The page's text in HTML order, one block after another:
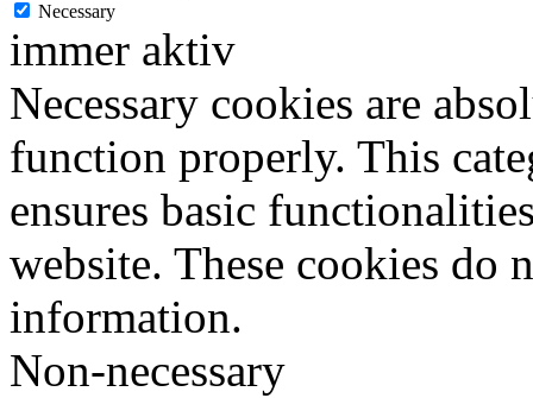
Necessary
immer aktiv
Necessary cookies are
function properly. This
ensures basic
website. These cookies do
information.
Non-necessary